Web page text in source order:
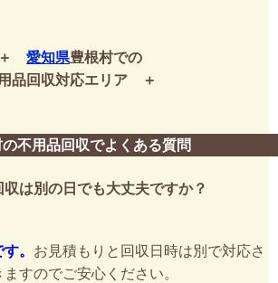
愛知県豊根村での
品回収対応エリア
不用品回収でよくある質問
収は別の日でも大丈夫ですか？
。 お見積もりと回収日時は別で対応さ
すのでご安心ください。